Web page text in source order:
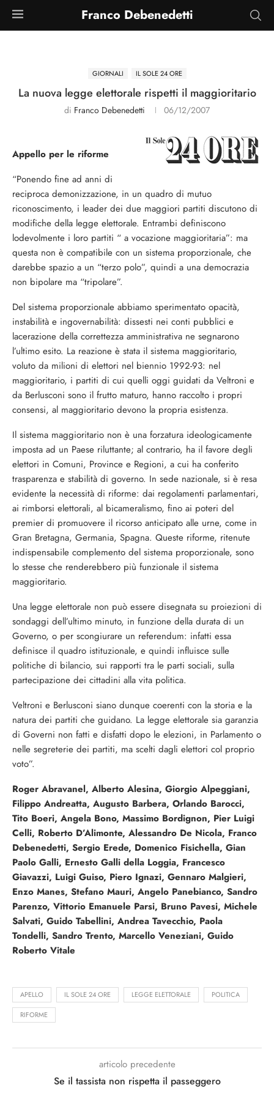
Franco Debenedetti
GIORNALI IL SOLE 24 ORE
La nuova legge elettorale rispetti il maggioritario
di Franco Debenedetti 06/12/2007
Appello per le riforme
“Ponendo fine ad anni di
reciproca demonizzazione, in un quadro di mutuo
riconoscimento, i leader dei due maggiori partiti discutono di
modifiche della legge elettorale. Entrambi definiscono
lodevolmente i loro partiti “ a vocazione maggioritaria”: ma
questa non è compatibile con un sistema proporzionale, che
darebbe spazio a un “terzo polo”, quindi a una democrazia
non bipolare ma “tripolare”.
Del sistema proporzionale abbiamo sperimentato opacità,
instabilità e ingovernabilità: dissesti nei conti pubblici e
lacerazione della correttezza amministrativa ne segnarono
l’ultimo esito. La reazione è stata il sistema maggioritario,
voluto da milioni di elettori nel biennio 1992-93: nel
maggioritario, i partiti di cui quelli oggi guidati da Veltroni e
da Berlusconi sono il frutto maturo, hanno raccolto i propri
consensi, al maggioritario devono la propria esistenza.
Il sistema maggioritario non è una forzatura ideologicamente
imposta ad un Paese riluttante; al contrario, ha il favore degli
elettori in Comuni, Province e Regioni, a cui ha conferito
trasparenza e stabilità di governo. In sede nazionale, si è resa
evidente la necessità di riforme: dai regolamenti parlamentari,
ai rimborsi elettorali, al bicameralismo, fino ai poteri del
premier di promuovere il ricorso anticipato alle urne, come in
Gran Bretagna, Germania, Spagna. Queste riforme, ritenute
indispensabile complemento del sistema proporzionale, sono
lo stesse che renderebbero più funzionale il sistema
maggioritario.
Una legge elettorale non può essere disegnata su proiezioni di
sondaggi dell’ultimo minuto, in funzione della durata di un
Governo, o per scongiurare un referendum: infatti essa
definisce il quadro istituzionale, e quindi influisce sulle
politiche di bilancio, sui rapporti tra le parti sociali, sulla
partecipazione dei cittadini alla vita politica.
Veltroni e Berlusconi siano dunque coerenti con la storia e la
natura dei partiti che guidano. La legge elettorale sia garanzia
di Governi non fatti e disfatti dopo le elezioni, in Parlamento o
nelle segreterie dei partiti, ma scelti dagli elettori col proprio
voto”.
Roger Abravanel, Alberto Alesina, Giorgio Alpeggiani,
Filippo Andreatta, Augusto Barbera, Orlando Barocci,
Tito Boeri, Angela Bono, Massimo Bordignon, Pier Luigi
Celli, Roberto D’Alimonte, Alessandro De Nicola, Franco
Debenedetti, Sergio Erede, Domenico Fisichella, Gian
Paolo Galli, Ernesto Galli della Loggia, Francesco
Giavazzi, Luigi Guiso, Piero Ignazi, Gennaro Malgieri,
Enzo Manes, Stefano Mauri, Angelo Panebianco, Sandro
Parenzo, Vittorio Emanuele Parsi, Bruno Pavesi, Michele
Salvati, Guido Tabellini, Andrea Tavecchio, Paola
Tondelli, Sandro Trento, Marcello Veneziani, Guido
Roberto Vitale
APELLO IL SOLE 24 ORE LEGGE ELETTORALE POLITICA
RIFORME
articolo precedente
Se il tassista non rispetta il passeggero